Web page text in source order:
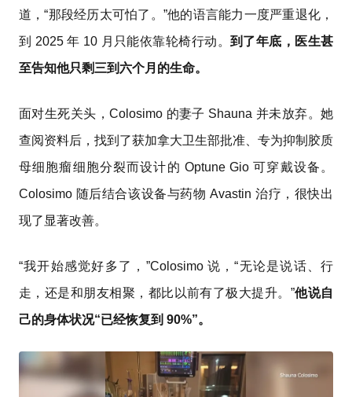
道，“那段经历太可怕了。”他的语言能力一度严重退化，
到 2025 年 10 月只能依靠轮椅行动。 到了年底，医生甚
至告知他只剩三到六个月的生命。
面对生死关头，Colosimo 的妻子 Shauna 并未放弃。她
查阅资料后，找到了获加拿大卫生部批准、专为抑制胶质
母细胞瘤细胞分裂而设计的 Optune Gio 可穿戴设备。
Colosimo 随后结合该设备与药物 Avastin 治疗，很快出
现了显著改善。
“我开始感觉好多了，”Colosimo 说，“无论是说话、行
走，还是和朋友相聚，都比以前有了极大提升。”他说自
己的身体状况“已经恢复到 90%”。